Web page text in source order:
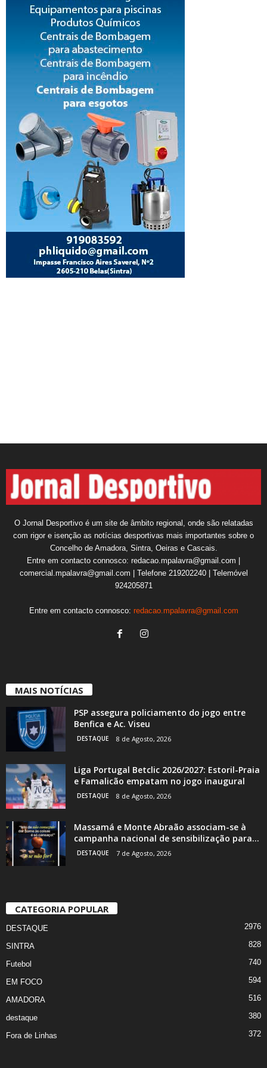
O Jornal Desportivo é um site de âmbito regional, onde são relatadas
com rigor e isenção as notícias desportivas mais importantes sobre o
Concelho de Amadora, Sintra, Oeiras e Cascais.
Entre em contacto connosco: redacao.mpalavra@gmail.com |
comercial.mpalavra@gmail.com | Telefone 219202240 | Telemóvel
924205871
Entre em contacto connosco: redacao.mpalavra@gmail.com
MAIS NOTÍCIAS
PSP assegura policiamento do jogo entre
Benfica e Ac. Viseu
DESTAQUE 8 de Agosto, 2026
Liga Portugal Betclic 2026/2027: Estoril-Praia
e Famalicão empatam no jogo inaugural
DESTAQUE 8 de Agosto, 2026
Massamá e Monte Abraão associam-se à
campanha nacional de sensibilização para...
DESTAQUE 7 de Agosto, 2026
CATEGORIA POPULAR
DESTAQUE 2976
SINTRA 828
Futebol 740
EM FOCO 594
AMADORA 516
destaque 380
Fora de Linhas 372